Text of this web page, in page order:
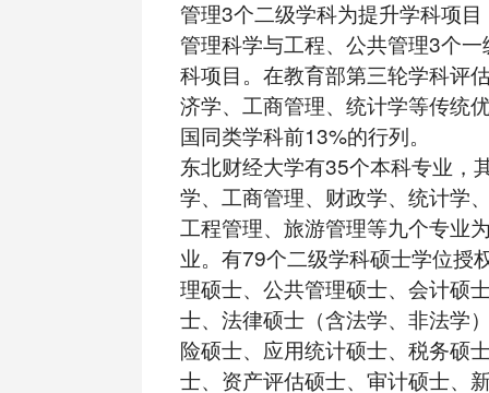
管理3个二级学科为提升学科项
管理科学与工程、公共管理3个
科项目。在教育部第三轮学科评
济学、工商管理、统计学等传统
国同类学科前13%的行列。
东北财经大学有35个本科专业，
学、工商管理、财政学、统计学
工程管理、旅游管理等九个专业
业。有79个二级学科硕士学位授
理硕士、公共管理硕士、会计硕
士、法律硕士（含法学、非法学
险硕士、应用统计硕士、税务硕
士、资产评估硕士、审计硕士、